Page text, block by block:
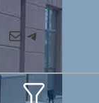
MailTelegram